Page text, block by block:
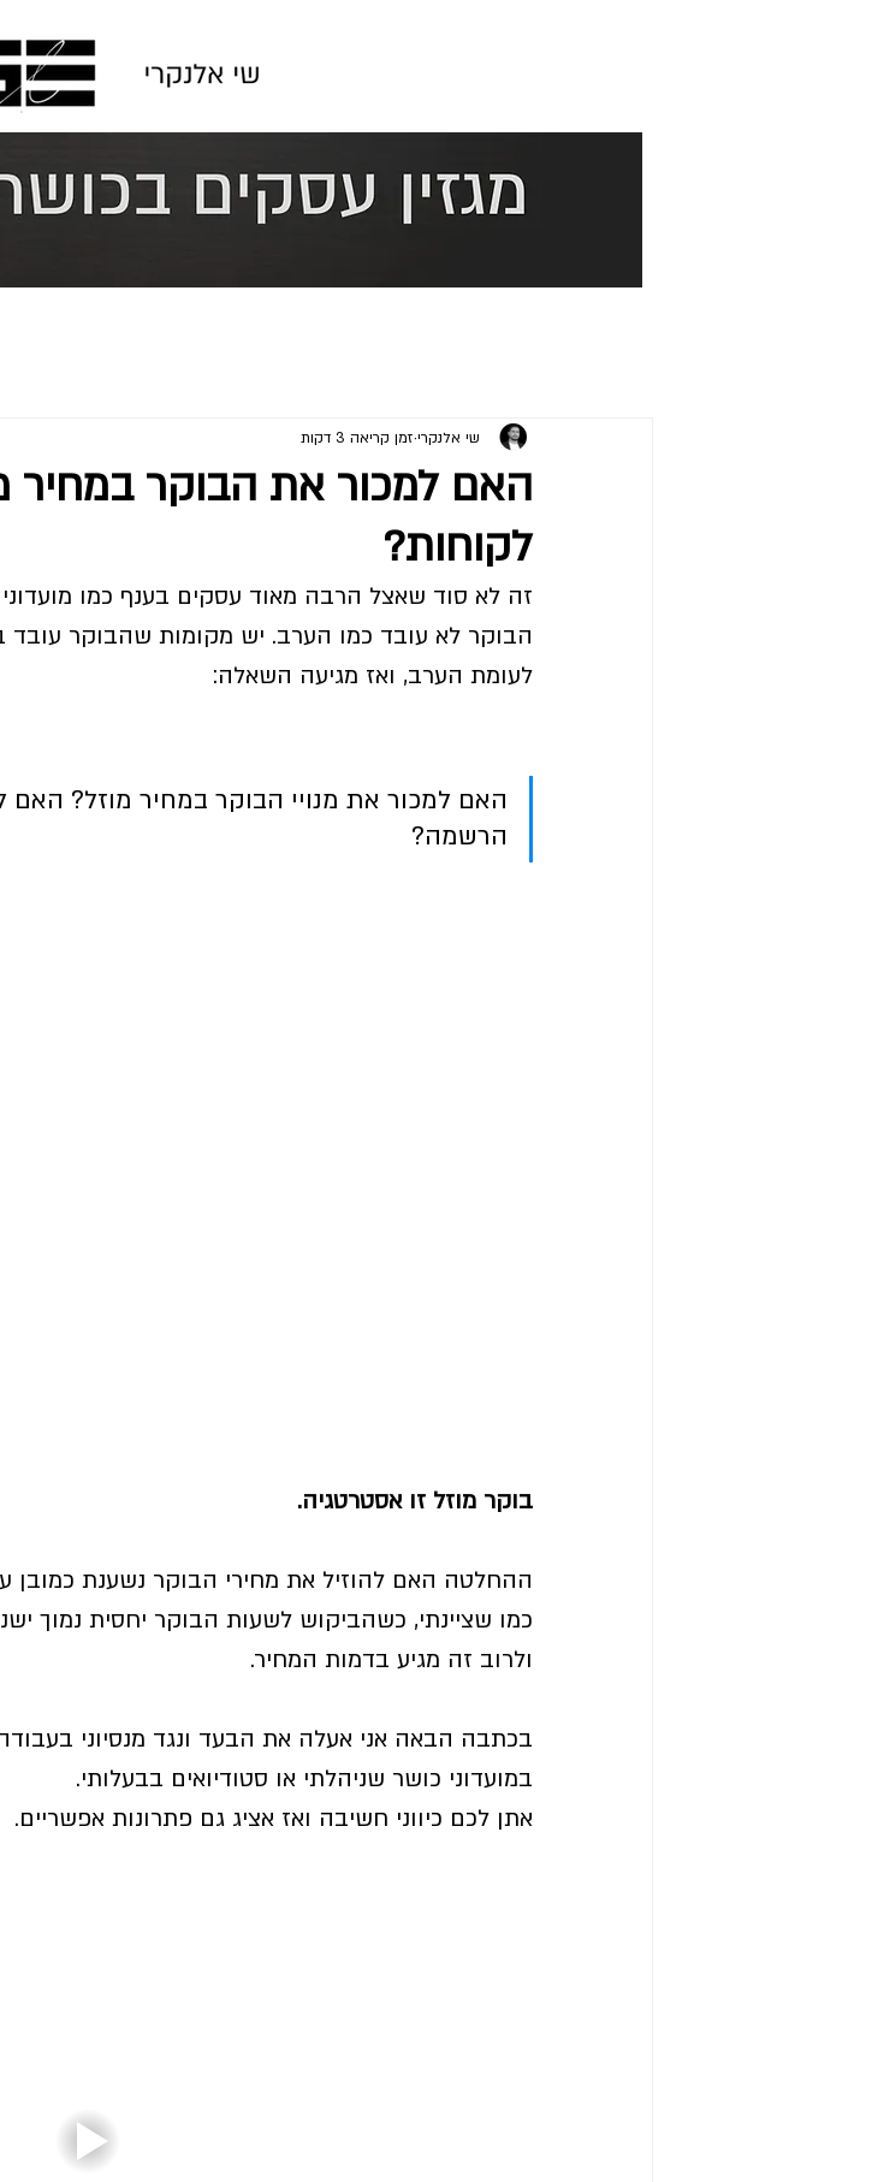
האם למכור את הבוקר במחיר
לקוחות?
שי אלנקרי זמן קריאה 3 דקות
זה לא סוד שאצל הרבה מאוד עסקים בענף כמו מועדוני
הבוקר לא עובד כמו הערב. יש מקומות שהבוקר עובד ב-90%
לעומת הערב, ואז מגיעה השאלה:
האם למכור את מנויי הבוקר במחיר מוזל?
הרשמה?
בוקר מוזל זו אסטרטגיה.
ההחלטה האם להוזיל את מחירי הבוקר נשענת כמובן
כמו שציינתי, כשהביקוש לשעות הבוקר יחסית נמוך
ולרוב זה מגיע בדמות המחיר.
בכתבה הבאה אני אעלה את הבעד ונגד מנסיוני
במועדוני כושר שניהלתי או סטודיואים בבעלותי.
אתן לכם כיווני חשיבה ואז אציג גם פתרונות אפשריים.